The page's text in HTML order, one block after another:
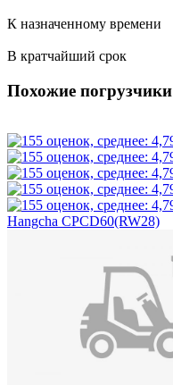
К назначенному времени
В кратчайший срок
Похожие погрузчики
Hangcha CPCD60(RW28)